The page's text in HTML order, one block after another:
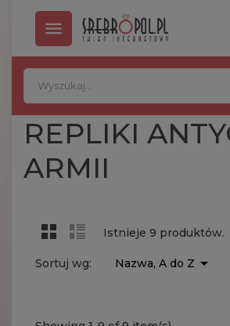

REPLIKI
ARMII
Istnieje 9 produktów.
Sortuj wg: Nazwa, A do Z 